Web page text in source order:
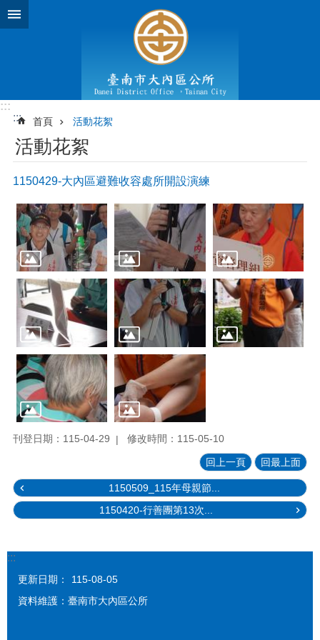
跳到主要內容區塊
:::
:::
首頁 活動花絮
活動花絮
1150429-大內區避難收容處所開設演練
刊登日期：115-04-29 修改時間：115-05-10
回上一頁 回最上面
1150509_115年母親節...
1150420-行善團第13次...
:::
更新日期：
115-08-05
資料維護：臺南市大內區公所